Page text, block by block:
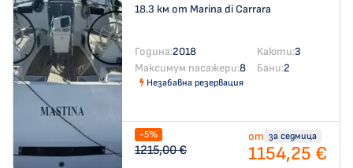
18.3 км от Marina di Carrara
Година:2018 Каюти:3
Максимум пасажери:8 Бани:2
Незабавна резервация
-5%
1215,00 €
от за седмица
1154,25 €